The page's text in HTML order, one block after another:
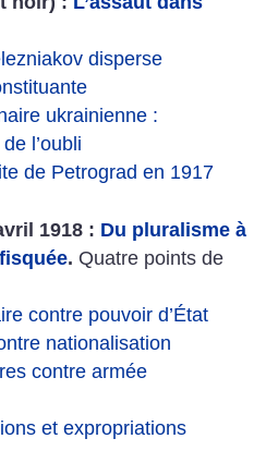
disperse
ukrainienne :
l’oubli
de Petrograd en 1917
1918 : Du pluralisme à
. Quatre points de
contre pouvoir d’État
nationalisation
contre armée
et expropriations